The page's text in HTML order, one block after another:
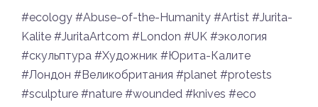
#ecology #Abuse-of-the-Humanity #Artist #Jurita-
Kalite #JuritaArtcom #London #UK #экология
#скульптура #Художник #Юрита-Калите
#Лондон #Великобритания #planet #protests
#sculpture #nature #wounded #knives #eco